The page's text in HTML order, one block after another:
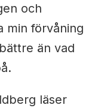
och
min förvåning
än vad
läser